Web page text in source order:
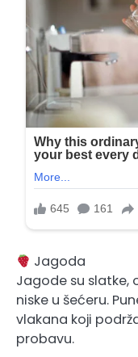
Jagoda
Jagode su slatke,
niske u šećeru.
vlakana koji
probavu.